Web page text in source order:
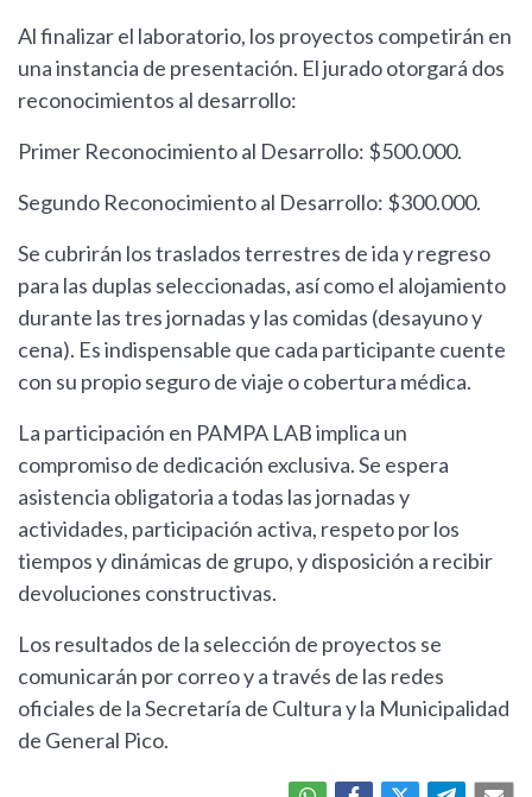
Al finalizar el laboratorio, los proyectos competirán en
una instancia de presentación. El jurado otorgará dos
reconocimientos al desarrollo:
Primer Reconocimiento al Desarrollo: $500.000.
Segundo Reconocimiento al Desarrollo: $300.000.
Se cubrirán los traslados terrestres de ida y regreso
para las duplas seleccionadas, así como el alojamiento
durante las tres jornadas y las comidas (desayuno y
cena). Es indispensable que cada participante cuente
con su propio seguro de viaje o cobertura médica.
La participación en PAMPA LAB implica un
compromiso de dedicación exclusiva. Se espera
asistencia obligatoria a todas las jornadas y
actividades, participación activa, respeto por los
tiempos y dinámicas de grupo, y disposición a recibir
devoluciones constructivas.
Los resultados de la selección de proyectos se
comunicarán por correo y a través de las redes
oficiales de la Secretaría de Cultura y la Municipalidad
de General Pico.